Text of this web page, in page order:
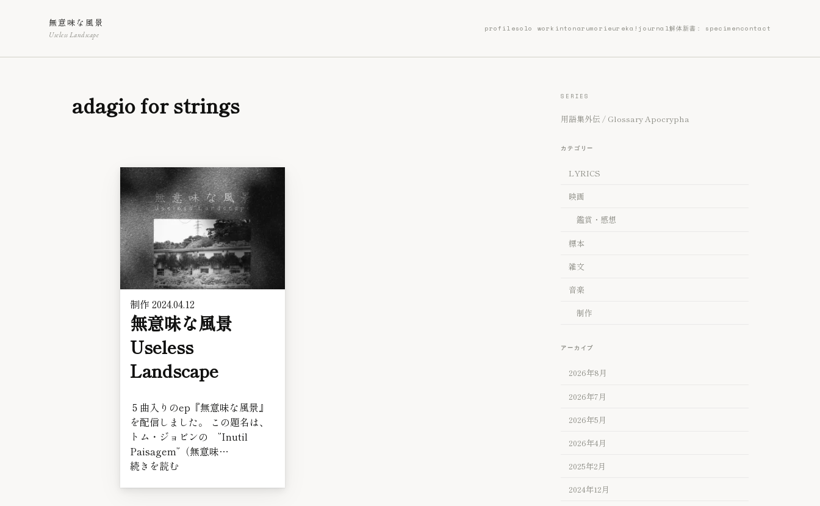
無意味な風景
Useless Landscape
profilesolo work intonarumorieureka! journal解体新書: specimencontact
adagio for strings
制作 2024.04.12
無意味な風景
Useless
Landscape
５曲入りのep『無意味な風景』
を配信しました。 この題名は、
トム・ジョビンの ”Inutil
Paisagem”（無意味…
続きを読む
SERIES
用語集外伝 / Glossary Apocrypha
カテゴリー
LYRICS
映画
鑑賞・感想
標本
雑文
音楽
制作
アーカイブ
2026年8月
2026年7月
2026年5月
2026年4月
2025年2月
2024年12月